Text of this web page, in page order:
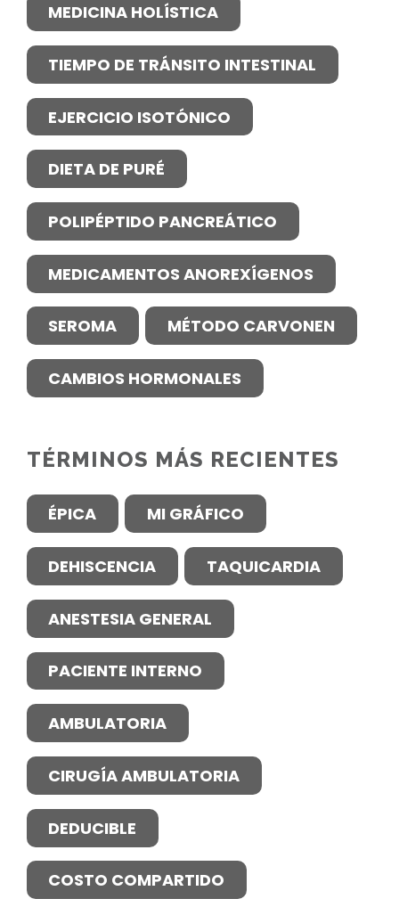
MEDICINA HOLÍSTICA
TIEMPO DE TRÁNSITO INTESTINAL
EJERCICIO ISOTÓNICO
DIETA DE PURÉ
POLIPÉPTIDO PANCREÁTICO
MEDICAMENTOS ANOREXÍGENOS
SEROMA MÉTODO CARVONEN
CAMBIOS HORMONALES
TÉRMINOS MÁS RECIENTES
ÉPICA MI GRÁFICO
DEHISCENCIA TAQUICARDIA
ANESTESIA GENERAL
PACIENTE INTERNO
AMBULATORIA
CIRUGÍA AMBULATORIA
DEDUCIBLE
COSTO COMPARTIDO